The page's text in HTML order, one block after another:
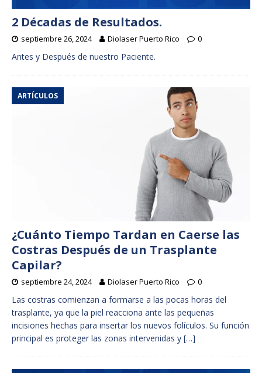
2 Décadas de Resultados.
septiembre 26, 2024 Diolaser Puerto Rico 0
Antes y Después de nuestro Paciente.
ARTÍCULOS
¿Cuánto Tiempo Tardan en Caerse las
Costras Después de un Trasplante
Capilar?
septiembre 24, 2024 Diolaser Puerto Rico 0
Las costras comienzan a formarse a las pocas horas del
trasplante, ya que la piel reacciona ante las pequeñas
incisiones hechas para insertar los nuevos folículos. Su función
principal es proteger las zonas intervenidas y […]